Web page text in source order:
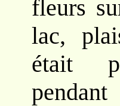
fleurs
lac,
était